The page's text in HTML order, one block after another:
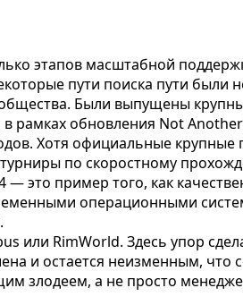
этапов масштабной
пути поиска пути
Были выпущены
рамках обновления Not
Хотя официальные крупные
по скоростному
пример того, как
операционными
или RimWorld. Здесь упор
и остается неизменным, что
злодеем, а не просто